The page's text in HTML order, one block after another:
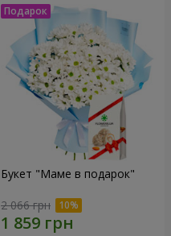
Букет "Маме в подарок"
2 066 грн